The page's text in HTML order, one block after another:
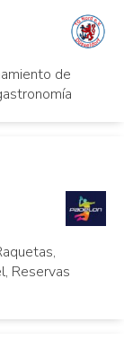
de
Reservas